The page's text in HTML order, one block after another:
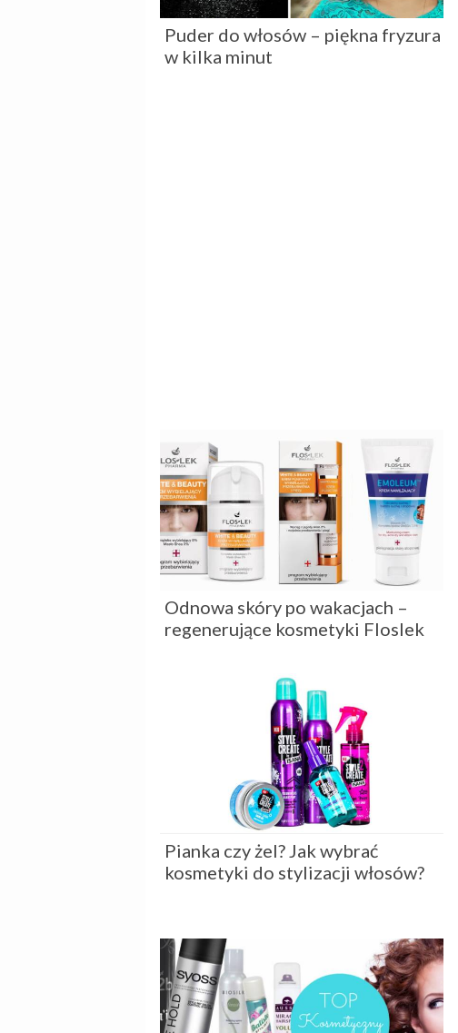
Puder do włosów – piękna fryzura
w kilka minut
Odnowa skóry po wakacjach –
regenerujące kosmetyki Floslek
Pianka czy żel? Jak wybrać
kosmetyki do stylizacji włosów?